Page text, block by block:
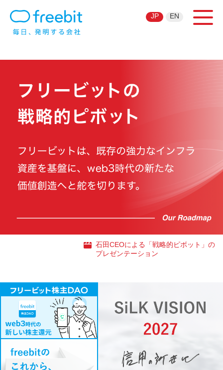
JP EN
石田CEOによる「戦略的ピボット」の
プレゼンテーション